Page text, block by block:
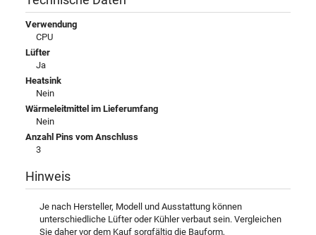
Verwendung
CPU
Lüfter
Ja
Heatsink
Nein
Wärmeleitmittel im Lieferumfang
Nein
Anzahl Pins vom Anschluss
3
Hinweis
Je nach Hersteller, Modell und Ausstattung können
unterschiedliche Lüfter oder Kühler verbaut sein. Vergleichen
Sie daher vor dem Kauf sorgfältig die Bauform,